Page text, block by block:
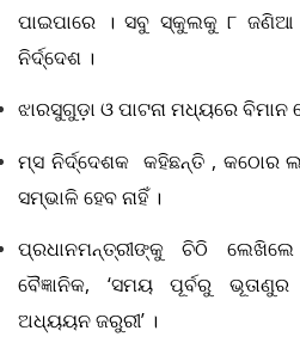
ପାଇପାରେ । ସବୁ ସ୍କୁଲକୁ ୮
ନିର୍ଦ୍ଦେଶ ।
ଝାରସୁଗୁଡ଼ା ଓ ପାଟନା ମଧ୍ୟରେ
ମ୍ସ ନିର୍ଦ୍ଦେଶକ କହିଛନ୍ତି , କଠୋର
ସମ୍ଭାଳି ହେବ ନାହିଁ ।
ପ୍ରଧାନମନ୍ତ୍ରୀଙ୍କୁ ଚିଠି
ବୈଜ୍ଞାନିକ, ‘ସମୟ ପୂର୍ବରୁ
ଅଧ୍ୟୟନ ଜରୁରୀ’ ।